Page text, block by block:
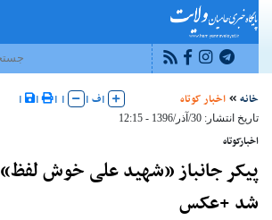
خانه اخبار کوتاه |ف |
|
|
|
|
تاریخ انتشار: 30/آذر/1396 - 12:15
اخبارکوتاه
پیکر جانباز «شهید علی خوش لفظ»
شد +عکس